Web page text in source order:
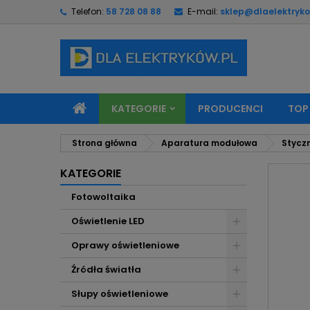
Telefon: 58 728 08 88 E-mail:
KATEGORIE PRODUCENCI
Strona główna Aparatura modułowa
KATEGORIE
Fotowoltaika
Oświetlenie LED
Oprawy oświetleniowe
Źródła światła
Słupy oświetleniowe